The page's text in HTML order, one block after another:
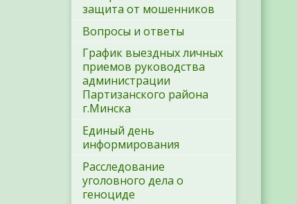
защита от мошенников
Вопросы и ответы
График выездных личных
приемов руководства
администрации
Партизанского района
г.Минска
Единый день
информирования
Расследование
уголовного дела о
геноциде